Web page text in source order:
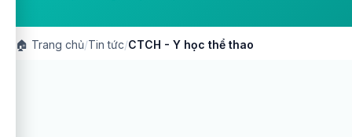
🏠 Trang chủ/Tin tức/CTCH - Y học thể thao